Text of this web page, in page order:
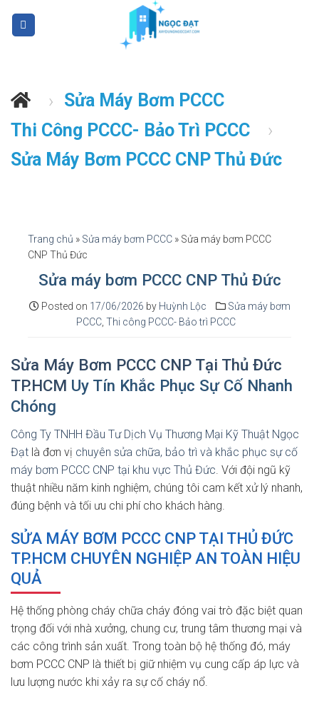
› Sửa Máy Bơm PCCC
Thi Công PCCC- Bảo Trì PCCC
›
Sửa Máy Bơm PCCC CNP Thủ Đức
Trang chủ » Sửa máy bơm PCCC » Sửa máy bơm PCCC
CNP Thủ Đức
Sửa máy bơm PCCC CNP Thủ Đức
Posted on 17/06/2026 by Huỳnh Lộc
Sửa máy bơm
PCCC, Thi công PCCC- Bảo trì PCCC
Sửa Máy Bơm PCCC CNP Tại Thủ Đức
TP.HCM Uy Tín Khắc Phục Sự Cố Nhanh
Chóng
Công Ty TNHH Đầu Tư Dịch Vụ Thương Mại Kỹ Thuật Ngọc
Đạt là đơn vị chuyên sửa chữa, bảo trì và khắc phục sự cố
máy bơm PCCC CNP tại khu vực Thủ Đức . Với đội ngũ kỹ
thuật nhiều năm kinh nghiệm, chúng tôi cam kết xử lý nhanh,
đúng bệnh và tối ưu chi phí cho khách hàng.
SỬA MÁY BƠM PCCC CNP TẠI THỦ ĐỨC
TP.HCM CHUYÊN NGHIỆP AN TOÀN HIỆU
QUẢ
Hệ thống phòng cháy chữa cháy đóng vai trò đặc biệt quan
trọng đối với nhà xưởng, chung cư, trung tâm thương mại và
các công trình sản xuất. Trong toàn bộ hệ thống đó, máy
bơm PCCC CNP là thiết bị giữ nhiệm vụ cung cấp áp lực và
lưu lượng nước khi xảy ra sự cố cháy nổ.